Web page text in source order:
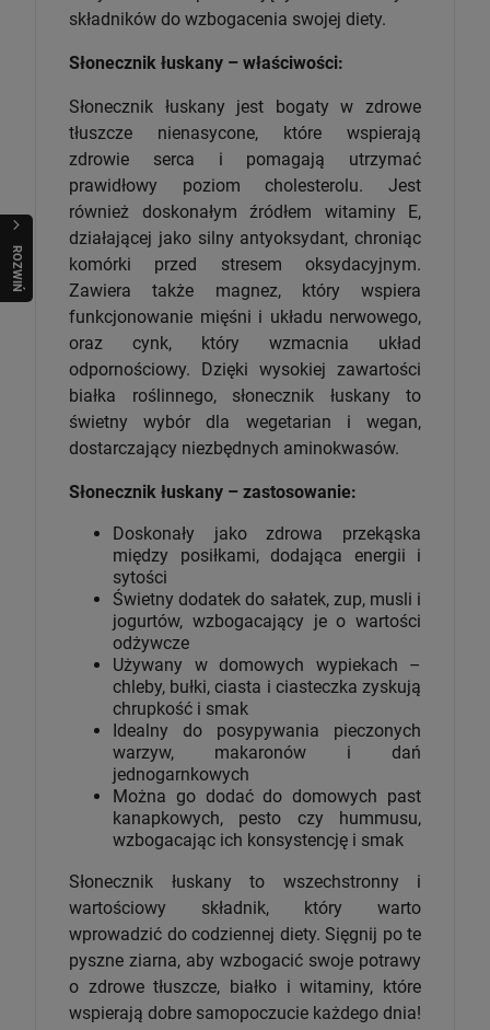
R
O
Z
W
I
Ń
O
B
I
składników do wzbogacenia swojej diety.
Słonecznik łuskany – właściwości:
Słonecznik łuskany jest bogaty w zdrowe
tłuszcze nienasycone, które wspierają
zdrowie serca i pomagają utrzymać
prawidłowy poziom cholesterolu. Jest
również doskonałym źródłem witaminy E,
działającej jako silny antyoksydant, chroniąc
komórki przed stresem oksydacyjnym.
Zawiera także magnez, który wspiera
funkcjonowanie mięśni i układu nerwowego,
oraz cynk, który wzmacnia układ
odpornościowy. Dzięki wysokiej zawartości
białka roślinnego, słonecznik łuskany to
świetny wybór dla wegetarian i wegan,
dostarczający niezbędnych aminokwasów.
Słonecznik łuskany – zastosowanie:
Doskonały jako zdrowa przekąska
między posiłkami, dodająca energii i
sytości
Świetny dodatek do sałatek, zup, musli i
jogurtów, wzbogacający je o wartości
odżywcze
Używany w domowych wypiekach –
chleby, bułki, ciasta i ciasteczka zyskują
chrupkość i smak
Idealny do posypywania pieczonych
warzyw, makaronów i dań
jednogarnkowych
Można go dodać do domowych past
kanapkowych, pesto czy hummusu,
wzbogacając ich konsystencję i smak
Słonecznik łuskany to wszechstronny i
wartościowy składnik, który warto
wprowadzić do codziennej diety. Sięgnij po te
pyszne ziarna, aby wzbogacić swoje potrawy
o zdrowe tłuszcze, białko i witaminy, które
wspierają dobre samopoczucie każdego dnia!